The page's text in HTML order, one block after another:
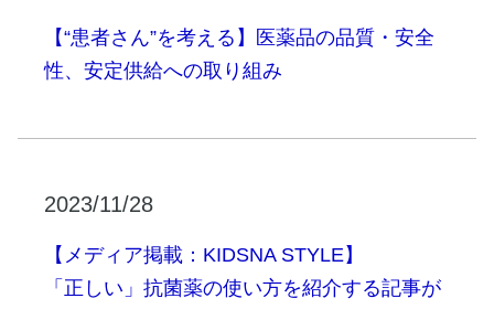
【“患者さん”を考える】医薬品の品質・安全
性、安定供給への取り組み
2023/11/28
【メディア掲載：KIDSNA STYLE】
「正しい」抗菌薬の使い方を紹介する記事が